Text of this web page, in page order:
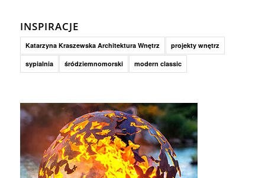
INSPIRACJE
Katarzyna Kraszewska Architektura Wnętrz projekty wnętrz
sypialnia śródziemnomorski modern classic